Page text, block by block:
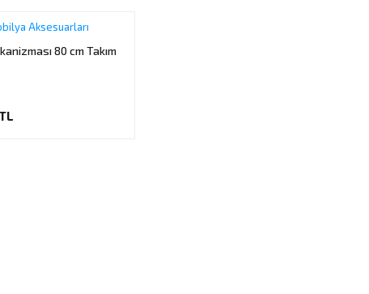
Aksesuarları
80 cm Takım